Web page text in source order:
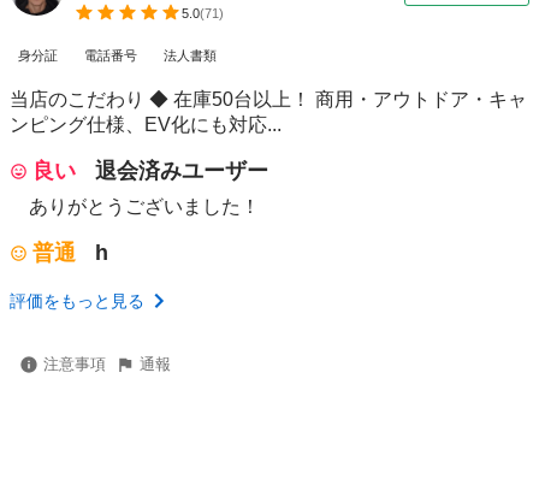
5.0(71)
身分証 電話番号 法人書類
当店のこだわり ◆ 在庫50台以上！ 商用・アウトドア・キャ
ンピング仕様、EV化にも対応...
良い 退会済みユーザー
ありがとうございました！
普通 h
評価をもっと見る
注意事項 通報